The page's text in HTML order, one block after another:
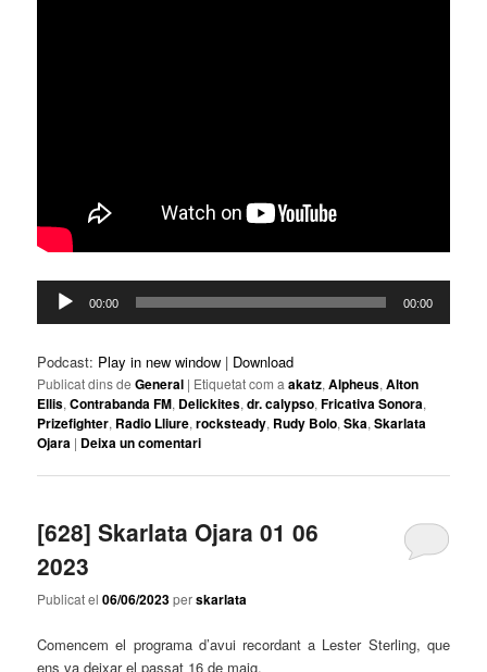
Reproductor
d'àudio
00:00 00:00
Podcast: Play in new window | Download
Publicat dins de General | Etiquetat com a akatz,Alpheus,Alton
Ellis,Contrabanda FM, Delickites,dr. calypso,Fricativa Sonora,
Prizefighter, Radio Lliure,rocksteady, Rudy Bolo,Ska,Skarlata
Ojara | Deixa un comentari
[628] Skarlata Ojara 01 06
2023
Publicat el06/06/2023perskarlata
Comencem el programa d’avui recordant a Lester Sterling, que
ens va deixar el passat 16 de maig.